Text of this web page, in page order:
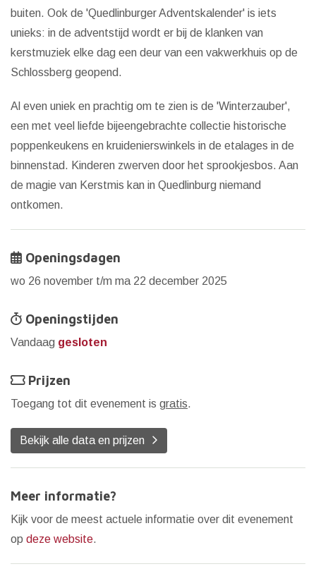
buiten. Ook de 'Quedlinburger Adventskalender' is iets
unieks: in de adventstijd wordt er bij de klanken van
kerstmuziek elke dag een deur van een vakwerkhuis op de
Schlossberg geopend.
Al even uniek en prachtig om te zien is de 'Winterzauber',
een met veel liefde bijeengebrachte collectie historische
poppenkeukens en kruidenierswinkels in de etalages in de
binnenstad. Kinderen zwerven door het sprookjesbos. Aan
de magie van Kerstmis kan in Quedlinburg niemand
ontkomen.
Openingsdagen
wo 26 november t/m ma 22 december 2025
Openingstijden
Vandaag gesloten
Prijzen
Toegang tot dit evenement is gratis.
Bekijk alle data en prijzen
Meer informatie?
Kijk voor de meest actuele informatie over dit evenement
op deze website.